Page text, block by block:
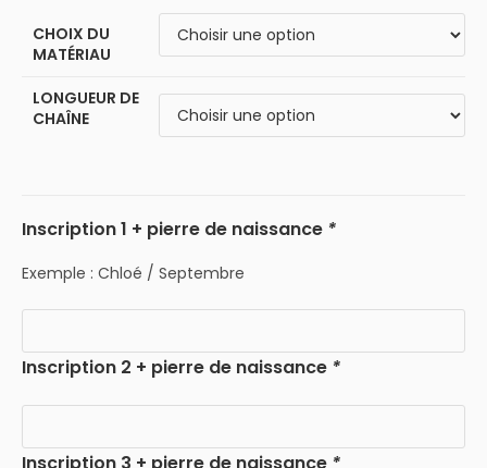
CHOIX DU
MATÉRIAU
LONGUEUR DE
CHAÎNE
Inscription 1 + pierre de naissance *
Exemple : Chloé / Septembre
Inscription 2 + pierre de naissance *